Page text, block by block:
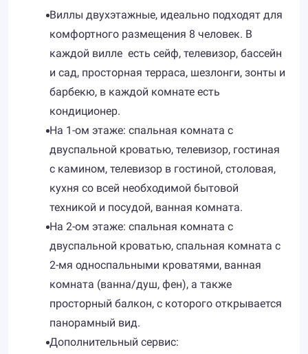
Виллы двухэтажные, идеально подходят для
комфортного размещения 8 человек. В
каждой вилле есть сейф, телевизор, бассейн
и сад, просторная терраса, шезлонги, зонты и
барбекю, в каждой комнате есть
кондиционер.
На 1-ом этаже: спальная комната с
двуспальной кроватью, телевизор, гостиная
с камином, телевизор в гостиной, столовая,
кухня со всей необходимой бытовой
техникой и посудой, ванная комната.
На 2-ом этаже: спальная комната с
двуспальной кроватью, спальная комната с
2-мя односпальными кроватями, ванная
комната (ванна/душ, фен), а также
просторный балкон, с которого открывается
панорамный вид.
Дополнительный сервис: